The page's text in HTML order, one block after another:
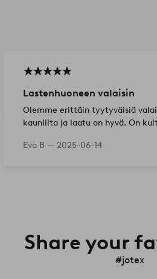
Lastenhuoneen valaisin
Olemme erittäin tyytyväisiä
kauniilta ja laatu on hyvä. On
Eva B — 2025-06-14
Share your
#jotex